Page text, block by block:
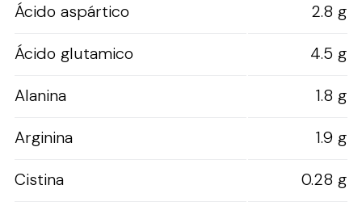
Ácido aspártico
2.8 g
Ácido glutamico
4.5 g
Alanina
1.8 g
Arginina
1.9 g
Cistina
0.28 g